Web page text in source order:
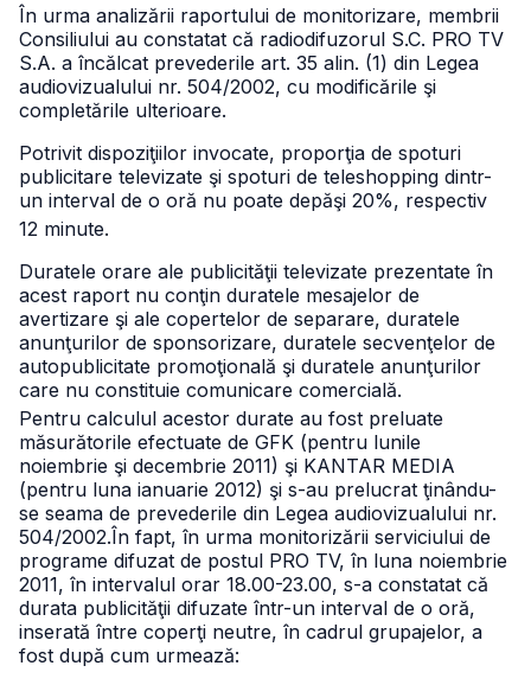
În urma analizării raportului de monitorizare, membrii
Consiliului au constatat că radiodifuzorul S.C. PRO TV
S.A. a încălcat prevederile art. 35 alin. (1) din Legea
audiovizualului nr. 504/2002, cu modificările şi
completările ulterioare.
Potrivit dispoziţiilor invocate, proporţia de spoturi
publicitare televizate şi spoturi de teleshopping dintr-
un interval de o oră nu poate depăşi 20%, respectiv
12 minute.
Duratele orare ale publicităţii televizate prezentate în
acest raport nu conţin duratele mesajelor de
avertizare şi ale copertelor de separare, duratele
anunţurilor de sponsorizare, duratele secvenţelor de
autopublicitate promoţională şi duratele anunţurilor
care nu constituie comunicare comercială.
Pentru calculul acestor durate au fost preluate
măsurătorile efectuate de GFK (pentru lunile
noiembrie şi decembrie 2011) şi KANTAR MEDIA
(pentru luna ianuarie 2012) şi s-au prelucrat ţinându-
se seama de prevederile din Legea audiovizualului nr.
504/2002.În fapt, în urma monitorizării serviciului de
programe difuzat de postul PRO TV, în luna noiembrie
2011, în intervalul orar 18.00-23.00, s-a constatat că
durata publicităţii difuzate într-un interval de o oră,
inserată între coperţi neutre, în cadrul grupajelor, a
fost după cum urmează: